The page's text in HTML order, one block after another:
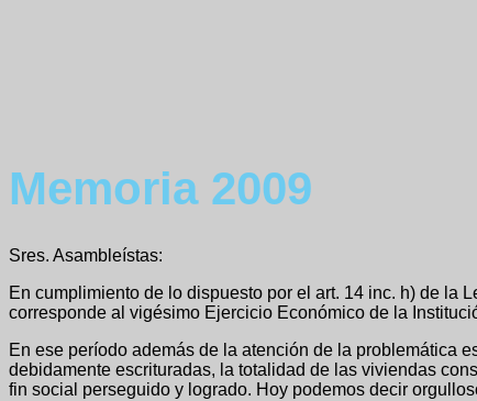
Memoria 2009
Sres. Asambleístas:
En cumplimiento de lo dispuesto por el art. 14 inc. h) de la
corresponde al vigésimo Ejercicio Económico de la
En ese período además de la atención de la problemática
debidamente escrituradas, la totalidad de las viviendas
fin social perseguido y logrado. Hoy podemos decir